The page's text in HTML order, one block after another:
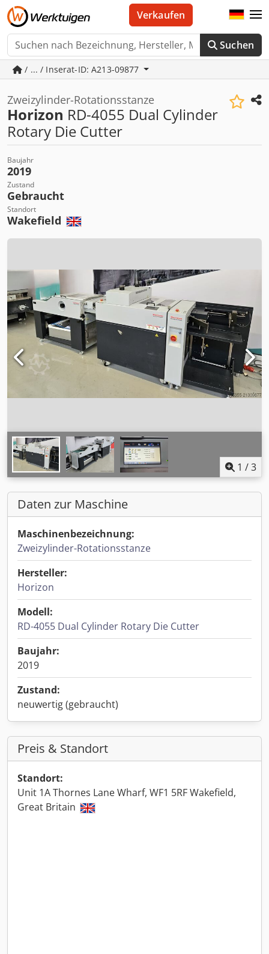
Suchen
Verkaufen
/ ... / Inserat-ID: A213-09877
Zweizylinder-Rotationsstanze
Horizon RD-4055 Dual Cylinder
Rotary Die Cutter
Baujahr
2019
Zustand
Gebraucht
Standort
Wakefield
1 /3
Daten zur Maschine
Maschinenbezeichnung:
Zweizylinder-Rotationsstanze
Hersteller:
Horizon
Modell:
RD-4055 Dual Cylinder Rotary Die Cutter
Baujahr:
2019
Zustand:
neuwertig (gebraucht)
Preis & Standort
Standort:
Unit 1A Thornes Lane Wharf, WF1 5RF Wakefield,
Great Britain